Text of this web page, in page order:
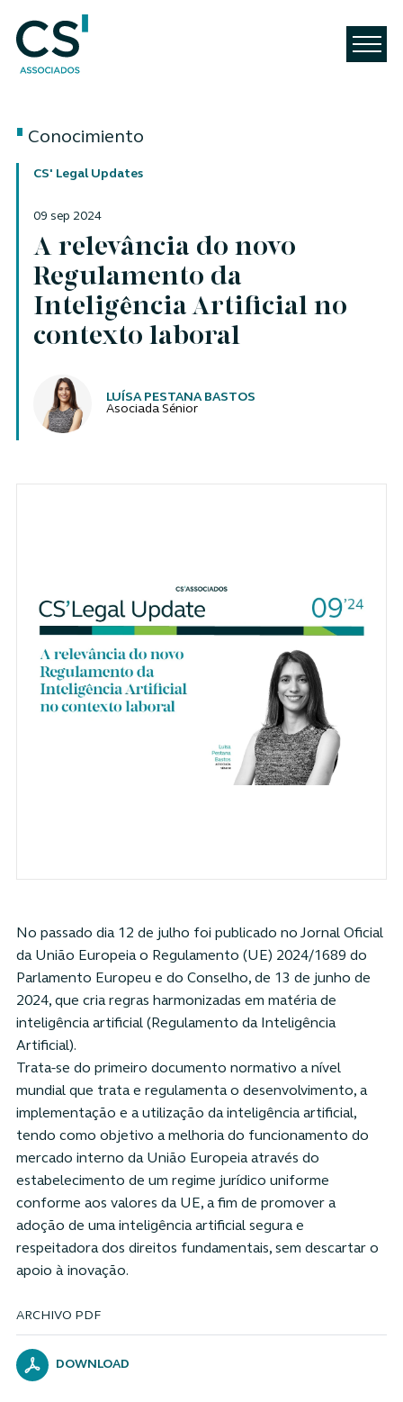
Conocimiento
CS' Legal Updates
09 sep 2024
A relevância do novo
Regulamento da
Inteligência Artificial no
contexto laboral
Autores
LUÍSA PESTANA BASTOS
Asociada Sénior
ARCHIVO PDF
DOWNLOAD
No passado dia 12 de julho foi publicado no Jornal Oficial
da União Europeia o Regulamento (UE) 2024/1689 do
Parlamento Europeu e do Conselho, de 13 de junho de
2024, que cria regras harmonizadas em matéria de
inteligência artificial (Regulamento da Inteligência
Artificial).
Trata-se do primeiro documento normativo a nível
mundial que trata e regulamenta o desenvolvimento, a
implementação e a utilização da inteligência artificial,
tendo como objetivo a melhoria do funcionamento do
mercado interno da União Europeia através do
estabelecimento de um regime jurídico uniforme
conforme aos valores da UE, a fim de promover a
adoção de uma inteligência artificial segura e
respeitadora dos direitos fundamentais, sem descartar o
apoio à inovação.